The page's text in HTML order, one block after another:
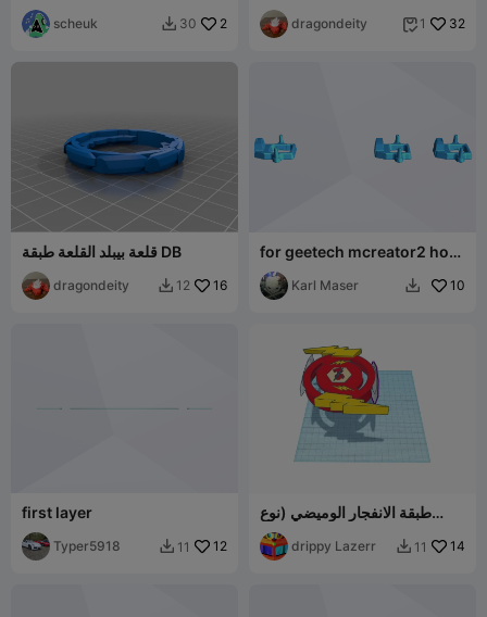
scheuk  30 2 dragondeity  1 32
قلعة بيبلد القلعة طبقة DB
dragondeity  12 16
for geetech mcreator2 hot
end layer cooling fan
Karl Maser  10
first layer
Typer5918  11 12
طبقة الانفجار الوميضي (نوع
drippy Lazerr  11 14